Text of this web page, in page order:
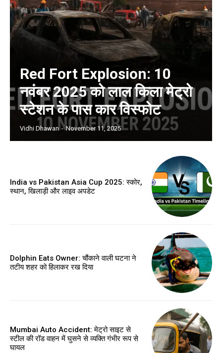
Red Fort Explosion: 10
नवंबर 2025 को लाल किला मेट्रो
स्टेशन के पास कार विस्फोट
Vidhi Dhawan - November 11, 2025
India vs Pakistan Asia Cup 2025: स्कोर,
स्थान, खिलाड़ी और लाइव अपडेट
Dolphin Eats Owner: चौंकाने वाली घटना ने
तटीय शहर को हिलाकर रख दिया
Mumbai Auto Accident: मेट्रो साइट से
स्टील की रॉड वाहन में घुसने से व्यक्ति गंभीर रूप से
घायल